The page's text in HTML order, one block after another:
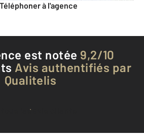
Téléphoner à l'agence
est notée 9,2/10
Avis authentifiés par
Qualitelis
tous les avis clients